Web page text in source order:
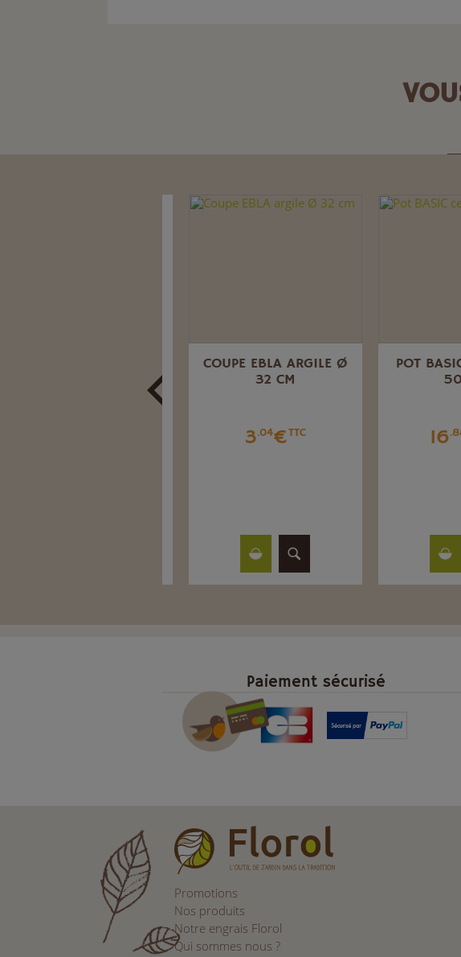
COUPE EBLA ARGILE Ø
32 CM
.04€TTC
POT BASIC
50
16.88
Paiement sécurisé
Promotions
Nos produits
Notre engrais Florol
Qui sommes nous ?